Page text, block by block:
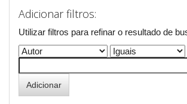
Adicionar filtros:
Utilizar filtros para refinar o resultado de